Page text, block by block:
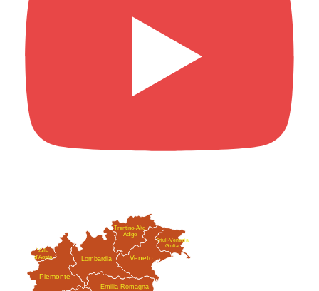
Valle
d'Aosta
Emilia-Romagna
Friuli-Venezia
Giulia
Lombardia
Piemonte
Trentino-Alto
Adige
Veneto